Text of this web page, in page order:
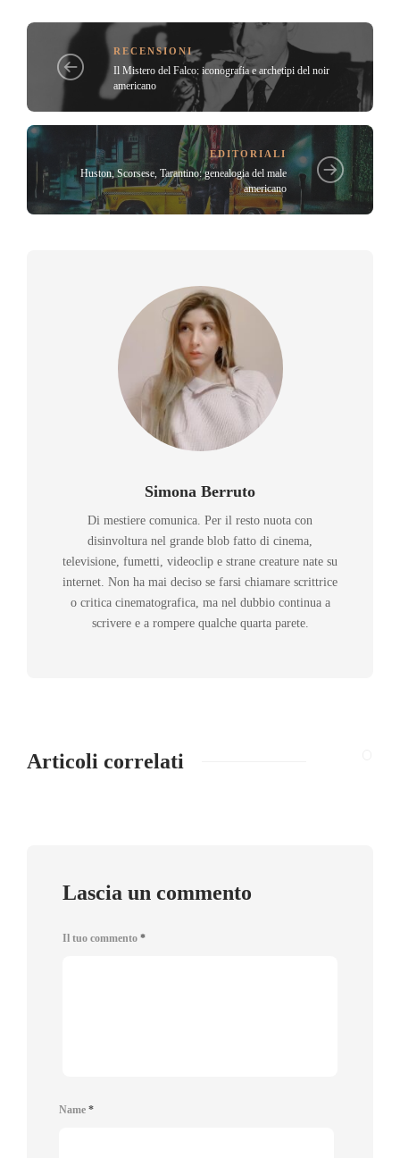
RECENSIONI
Il Mistero del Falco: iconografia e archetipi del noir
americano
EDITORIALI
Huston, Scorsese, Tarantino: genealogia del male
americano
Simona Berruto
Di mestiere comunica. Per il resto nuota con
disinvoltura nel grande blob fatto di cinema,
televisione, fumetti, videoclip e strane creature nate su
internet. Non ha mai deciso se farsi chiamare scrittrice
o critica cinematografica, ma nel dubbio continua a
scrivere e a rompere qualche quarta parete.
Articoli correlati
Lascia un commento
Il tuo commento *
Name *